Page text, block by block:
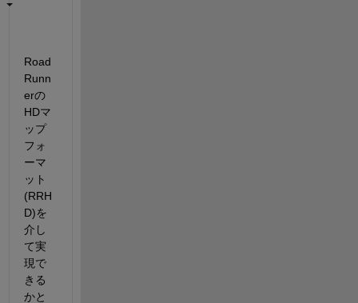
Road
Runn
erの
HDマ
ップ
フォ
ーマ
ット
(RRH
D)を
介し
て実
現で
きる
かと